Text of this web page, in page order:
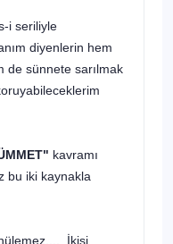
i seriliyle
diyenlerin hem
de sünnete sarılmak
kavramı
bu iki kaynakla
İkisi